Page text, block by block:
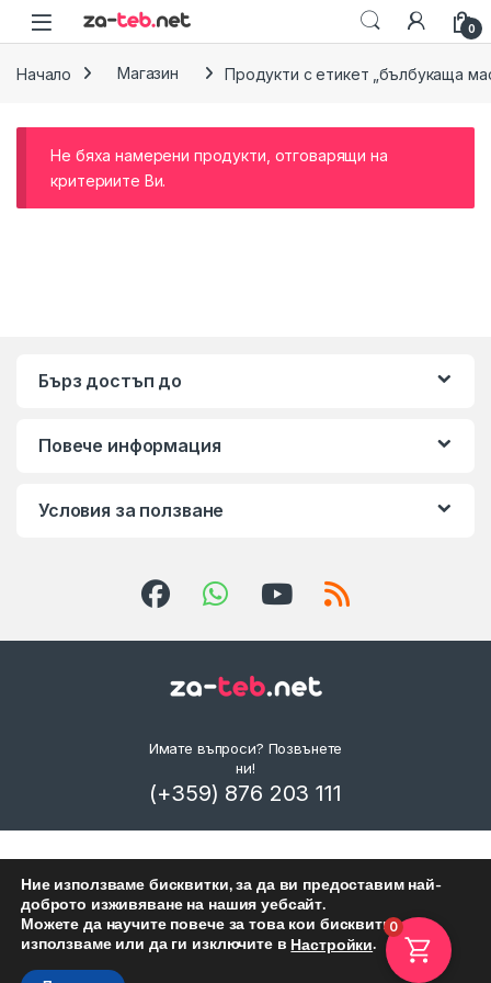
Skip to navigation
Skip to content
0
Начало Магазин Продукти с етикет „бълбукаща
Не бяха намерени продукти, отговарящи на
критериите Ви.
Бърз достъп до
Повече информация
Условия за ползване
Имате въпроси? Позвънете
ни!
(+359) 876 203 111
Ние използваме бисквитки, за да ви предоставим най-
доброто изживяване на нашия уебсайт.
Можете да научите повече за това кои бисквитки
използваме или да ги изключите в Настройки.
0